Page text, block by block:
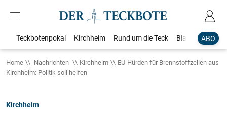
ABO
Teckbotenpokal Kirchheim Rund um die Teck Blaulicht
Home Nachrichten Kirchheim
EU-Hürden für Brennstoffzellen aus
Kirchheim: Politik soll helfen
Kirchheim